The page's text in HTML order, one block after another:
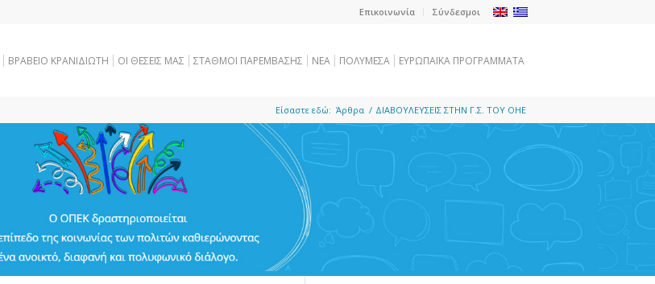
Επικοινωνία Σύνδεσμοι
ΒΡΑΒΕΙΟ ΚΡΑΝΙΔΙΩΤΗ OI ΘΕΣΕΙΣ ΜΑΣ ΣΤΑΘΜΟΙ ΠΑΡΕΜΒΑΣΗΣ NEA ΠΟΛΥΜΕΣΑ ΕΥΡΩΠΑΪΚΑ ΠΡΟΓΡΑΜΜΑΤΑ
Είσαστε εδώ: Άρθρα / ΔΙΑΒΟΥΛΕΥΣΕΙΣ ΣΤΗΝ Γ.Σ. ΤΟΥ ΟΗΕ